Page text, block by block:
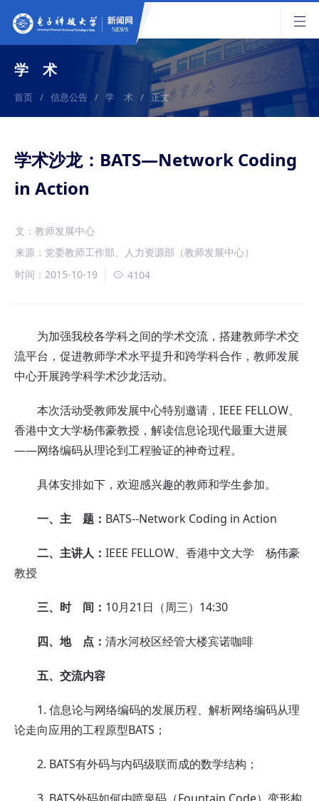
学 术
首页 / 信息公告 / 学 术 / 正文
学术沙龙：BATS—Network Coding
in Action
文：教师发展中心
来源：党委教师工作部、人力资源部（教师发展中心）
时间：2015-10-19
4104
为加强我校各学科之间的学术交流，搭建教师学术交
流平台，促进教师学术水平提升和跨学科合作，教师发展
中心开展跨学科学术沙龙活动。
本次活动受教师发展中心特别邀请，IEEE FELLOW、
香港中文大学杨伟豪教授，解读信息论现代最重大进展
——网络编码从理论到工程验证的神奇过程。
具体安排如下，欢迎感兴趣的教师和学生参加。
一、主 题： BATS--Network Coding in Action
二、主讲人： IEEE FELLOW、 香港中文大学 杨伟豪
教授
三、时 间： 10月21日（周三）14:30
四、地 点： 清水河校区经管大楼宾诺咖啡
五、交流内容
1. 信息论与网络编码的发展历程、解析网络编码从理
论走向应用的工程原型BATS；
2. BATS有外码与内码级联而成的数学结构；